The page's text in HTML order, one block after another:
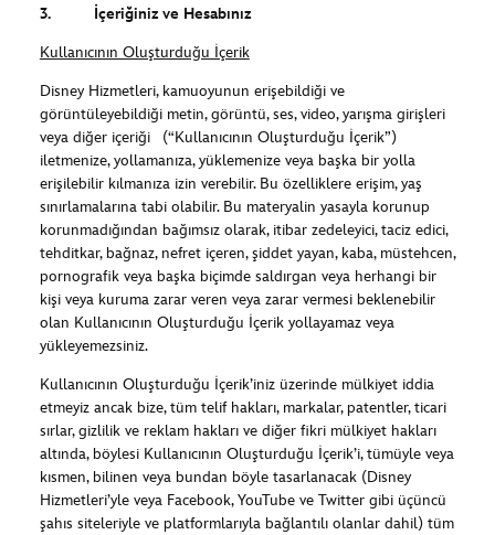
3. İçeriğiniz ve Hesabınız
Kullanıcının Oluşturduğu İçerik
Disney Hizmetleri, kamuoyunun erişebildiği ve
görüntüleyebildiği metin, görüntü, ses, video, yarışma girişleri
veya diğer içeriği (“Kullanıcının Oluşturduğu İçerik”)
iletmenize, yollamanıza, yüklemenize veya başka bir yolla
erişilebilir kılmanıza izin verebilir. Bu özelliklere erişim, yaş
sınırlamalarına tabi olabilir. Bu materyalin yasayla korunup
korunmadığından bağımsız olarak, itibar zedeleyici, taciz edici,
tehditkar, bağnaz, nefret içeren, şiddet yayan, kaba, müstehcen,
pornografik veya başka biçimde saldırgan veya herhangi bir
kişi veya kuruma zarar veren veya zarar vermesi beklenebilir
olan Kullanıcının Oluşturduğu İçerik yollayamaz veya
yükleyemezsiniz.
Kullanıcının Oluşturduğu İçerik’iniz üzerinde mülkiyet iddia
etmeyiz ancak bize, tüm telif hakları, markalar, patentler, ticari
sırlar, gizlilik ve reklam hakları ve diğer fikri mülkiyet hakları
altında, böylesi Kullanıcının Oluşturduğu İçerik’i, tümüyle veya
kısmen, bilinen veya bundan böyle tasarlanacak (Disney
Hizmetleri’yle veya Facebook, YouTube ve Twitter gibi üçüncü
şahıs siteleriyle ve platformlarıyla bağlantılı olanlar dahil) tüm